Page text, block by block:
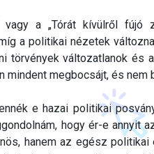
vagy a „Tórát kívülről fújó
a politikai nézetek
törvények változatlanok
mindent megbocsájt, és
e hazai politikai
hogy ér-e annyit
hanem az egész